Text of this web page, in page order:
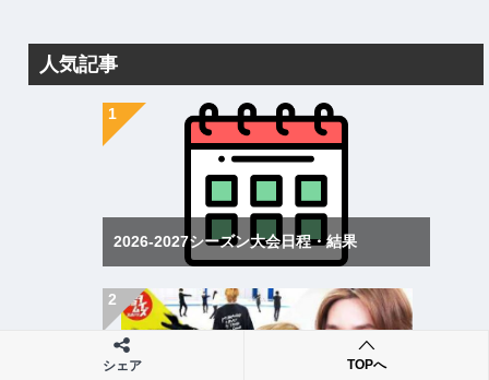
人気記事
2026-2027シーズン大会日程・結果
宇野昌磨が語った「Ice Brave2」の“変化”
シェア TOPへ